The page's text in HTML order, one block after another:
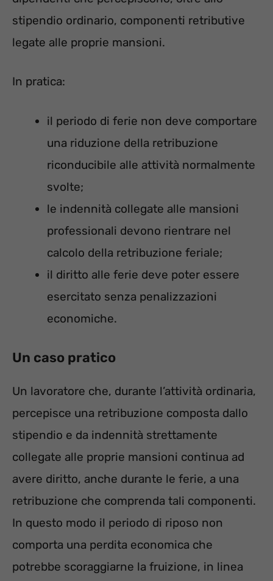
stipendio ordinario, componenti retributive
legate alle proprie mansioni.
In pratica:
il periodo di ferie non deve comportare
una riduzione della retribuzione
riconducibile alle attività normalmente
svolte;
le indennità collegate alle mansioni
professionali devono rientrare nel
calcolo della retribuzione feriale;
il diritto alle ferie deve poter essere
esercitato senza penalizzazioni
economiche.
Un caso pratico
Un lavoratore che, durante l’attività ordinaria,
percepisce una retribuzione composta dallo
stipendio e da indennità strettamente
collegate alle proprie mansioni continua ad
avere diritto, anche durante le ferie, a una
retribuzione che comprenda tali componenti.
In questo modo il periodo di riposo non
comporta una perdita economica che
potrebbe scoraggiarne la fruizione, in linea